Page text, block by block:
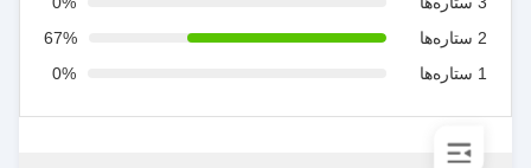
2 ستاره‌ها
67%
1 ستاره‌ها
0%